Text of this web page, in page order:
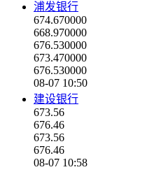
浦发银行
674.670000
668.970000
676.530000
673.470000
676.530000
08-07 10:50
建设银行
673.56
676.46
673.56
676.46
08-07 10:58